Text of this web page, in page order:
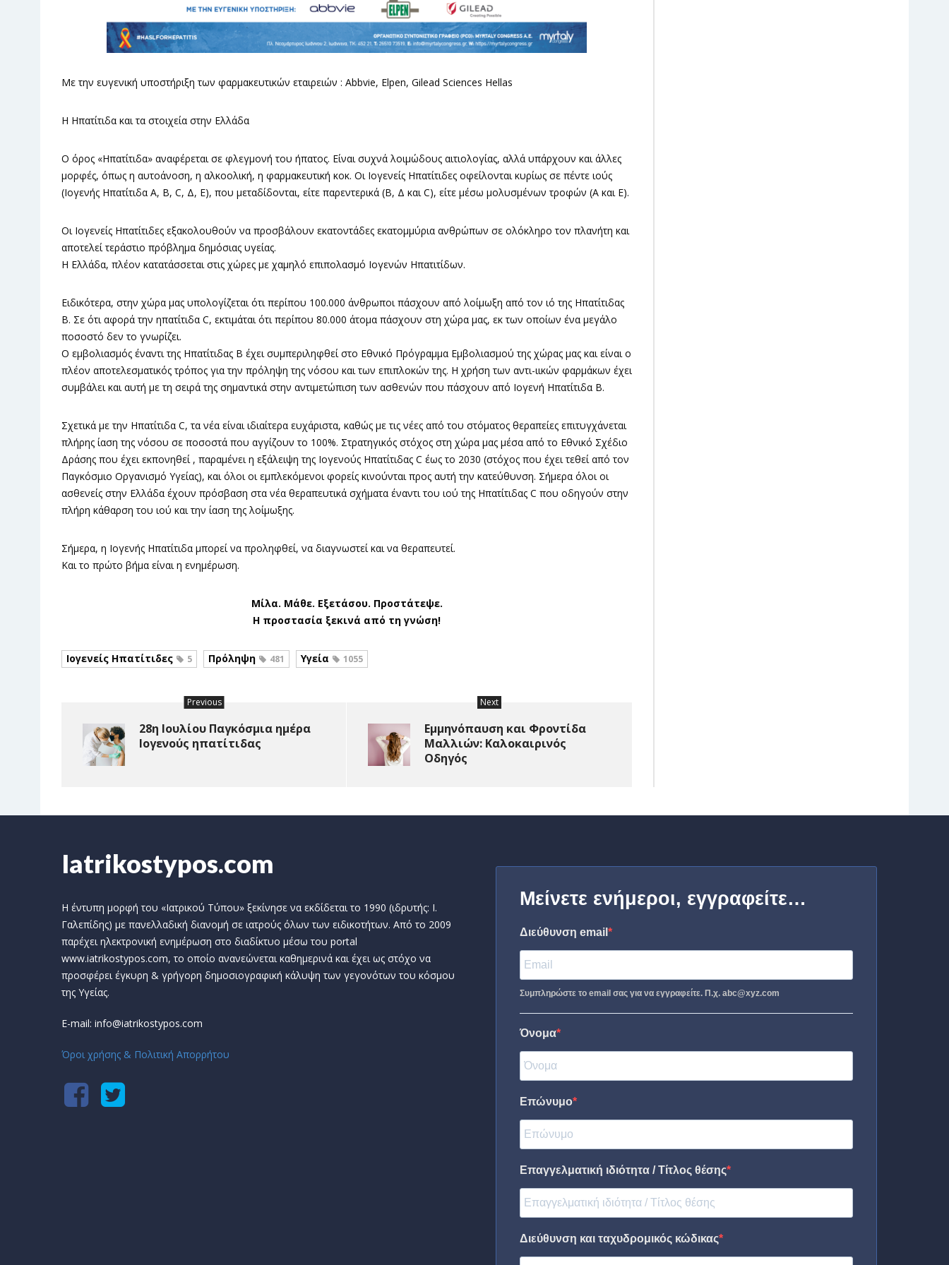
Με την ευγενική υποστήριξη των φαρμακευτικών εταιρειών : Abbvie, Elpen, Gilead Sciences Hellas
Η Ηπατίτιδα και τα στοιχεία στην Ελλάδα
Ο όρος «Ηπατίτιδα» αναφέρεται σε φλεγμονή του ήπατος. Είναι συχνά λοιμώδους αιτιολογίας, αλλά υπάρχουν και άλλες
μορφές, όπως η αυτοάνοση, η αλκοολική, η φαρμακευτική κοκ. Οι Ιογενείς Ηπατίτιδες οφείλονται κυρίως σε πέντε ιούς
(Ιογενής Ηπατίτιδα Α, Β, C, Δ, Ε), που μεταδίδονται, είτε παρεντερικά (B, Δ και C), είτε μέσω μολυσμένων τροφών (Α και Ε).
Οι Ιογενείς Ηπατίτιδες εξακολουθούν να προσβάλουν εκατοντάδες εκατομμύρια ανθρώπων σε ολόκληρο τον πλανήτη και
αποτελεί τεράστιο πρόβλημα δημόσιας υγείας.
Η Ελλάδα, πλέον κατατάσσεται στις χώρες με χαμηλό επιπολασμό Ιογενών Ηπατιτίδων.
Ειδικότερα, στην χώρα μας υπολογίζεται ότι περίπου 100.000 άνθρωποι πάσχουν από λοίμωξη από τον ιό της Ηπατίτιδας
Β. Σε ότι αφορά την ηπατίτιδα C, εκτιμάται ότι περίπου 80.000 άτομα πάσχουν στη χώρα μας, εκ των οποίων ένα μεγάλο
ποσοστό δεν το γνωρίζει.
Ο εμβολιασμός έναντι της Ηπατίτιδας Β έχει συμπεριληφθεί στο Εθνικό Πρόγραμμα Εμβολιασμού της χώρας μας και είναι ο
πλέον αποτελεσματικός τρόπος για την πρόληψη της νόσου και των επιπλοκών της. Η χρήση των αντι-ιικών φαρμάκων έχει
συμβάλει και αυτή με τη σειρά της σημαντικά στην αντιμετώπιση των ασθενών που πάσχουν από Ιογενή Ηπατίτιδα Β.
Σχετικά με την Ηπατίτιδα C, τα νέα είναι ιδιαίτερα ευχάριστα, καθώς με τις νέες από του στόματος θεραπείες επιτυγχάνεται
πλήρης ίαση της νόσου σε ποσοστά που αγγίζουν το 100%. Στρατηγικός στόχος στη χώρα μας μέσα από το Εθνικό Σχέδιο
Δράσης που έχει εκπονηθεί , παραμένει η εξάλειψη της Ιογενούς Ηπατίτιδας C έως το 2030 (στόχος που έχει τεθεί από τον
Παγκόσμιο Οργανισμό Υγείας), και όλοι οι εμπλεκόμενοι φορείς κινούνται προς αυτή την κατεύθυνση. Σήμερα όλοι οι
ασθενείς στην Ελλάδα έχουν πρόσβαση στα νέα θεραπευτικά σχήματα έναντι του ιού της Ηπατίτιδας C που οδηγούν στην
πλήρη κάθαρση του ιού και την ίαση της λοίμωξης.
Σήμερα, η Ιογενής Ηπατίτιδα μπορεί να προληφθεί, να διαγνωστεί και να θεραπευτεί.
Και το πρώτο βήμα είναι η ενημέρωση.
Μίλα. Μάθε. Εξετάσου. Προστάτεψε.
Η προστασία ξεκινά από τη γνώση!
Ιογενείς Ηπατίτιδες 5 Πρόληψη 481 Υγεία 1055
Previous
28η Ιουλίου Παγκόσμια ημέρα
Ιογενούς ηπατίτιδας
Next
Εμμηνόπαυση και Φροντίδα
Μαλλιών: Καλοκαιρινός
Οδηγός
Iatrikostypos.com
Η έντυπη μορφή του «Ιατρικού Τύπου» ξεκίνησε να εκδίδεται το 1990 (ιδρυτής: Ι.
Γαλεπίδης) με πανελλαδική διανομή σε ιατρούς όλων των ειδικοτήτων. Από το 2009
παρέχει ηλεκτρονική ενημέρωση στο διαδίκτυο μέσω του portal
www.iatrikostypos.com, το οποίο ανανεώνεται καθημερινά και έχει ως στόχο να
προσφέρει έγκυρη & γρήγορη δημοσιογραφική κάλυψη των γεγονότων του κόσμου
της Υγείας.
E-mail: info@iatrikostypos.com
Όροι χρήσης & Πολιτική Απορρήτου
Μείνετε ενήμεροι, εγγραφείτε…
Διεύθυνση email
Συμπληρώστε το email σας για να εγγραφείτε. Π.χ. abc@xyz.com
Όνομα
Επώνυμο
Επαγγελματική ιδιότητα / Τίτλος θέσης
Διεύθυνση και ταχυδρομικός κώδικας